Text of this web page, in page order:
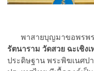
พาสายบุญมาขอพรพร
รัตนาราม วัดสวย ฉะเชิงเ
ประดิษฐาน พระพิฆเนศป